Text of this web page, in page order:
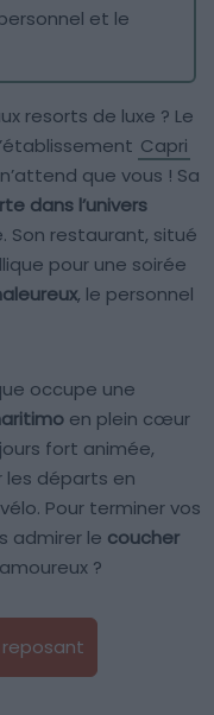
et le
resorts de luxe ? Le
Capri
que vous ! Sa
dans l’univers
Son restaurant, situé
pour une soirée
, le personnel
occupe une
en plein cœur
fort animée,
départs en
Pour terminer vos
admirer le coucher
?